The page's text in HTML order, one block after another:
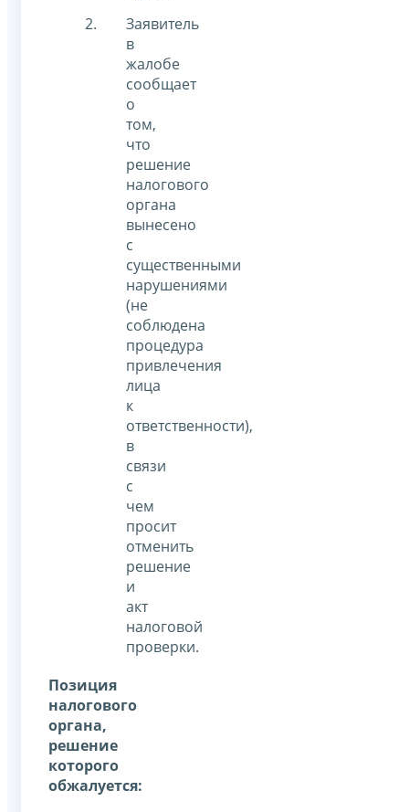
Заявитель
в
жалобе
сообщает
о
том,
что
решение
налогового
органа
вынесено
с
существенными
нарушениями
(не
соблюдена
процедура
привлечения
лица
к
ответственности),
в
связи
с
чем
просит
отменить
решение
и
акт
налоговой
проверки.
Позиция
налогового
органа,
решение
которого
обжалуется: